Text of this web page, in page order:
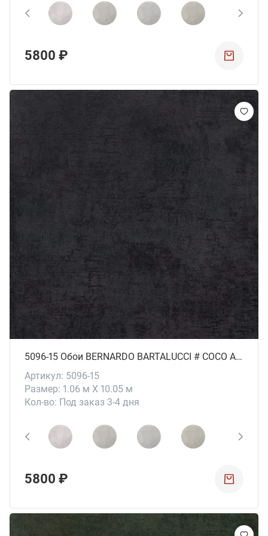
5800 ₽
5096-15 Обои BERNARDO BARTALUCCI # СОСО ART
Артикул: 5096-15
Размер: 1.06 м X 10.05 м
Кол-во: Под заказ 3-4 дня
5800 ₽